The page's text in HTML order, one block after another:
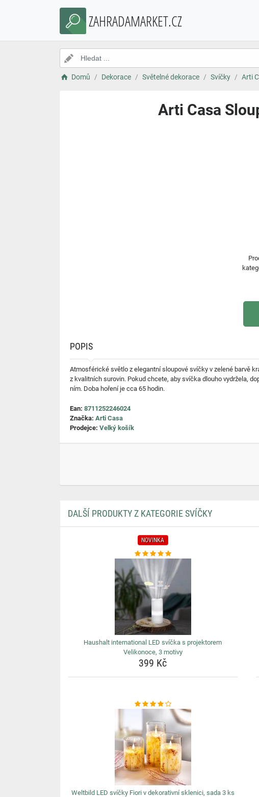
ZAHRADAMARKET.CZ
Domů Dekorace Světelné dekorace Svíčky Arti
Arti Casa
POPIS
Atmosférické světlo z elegantní sloupové svíčky v zelené barvě
z kvalitních surovin. Pokud chcete, aby svíčka dlouho vydržela,
ním. Doba hoření je cca 65 hodin.
Ean: 8711252246024
Značka: Arti Casa
Prodejce: Velký košík
DALŠÍ PRODUKTY Z KATEGORIE SVÍČKY
NOVINKA
Haushalt international LED svíčka s projektorem
Velikonoce, 3 motivy
399 Kč
Weltbild LED svíčky Fiori v dekorativní sklenici, sada 3 ks